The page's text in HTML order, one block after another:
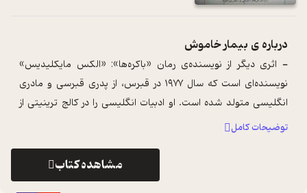
درباره ی بیمار خاموش
- اثری دیگر از نویسنده‌ی رمان «باکره‌ها»: «الکس مایکلیدیس»
نویسنده‌ای است که سال ۱۹۷۷ در قبرس، از پدری قبرسی و مادری
انگلیسی متولد شده است. او ادبیات انگلیسی را در کالج ترینیتی از
دانشگاه کمبریج خوان ...
توضیحات کامل
مشاهده کتاب